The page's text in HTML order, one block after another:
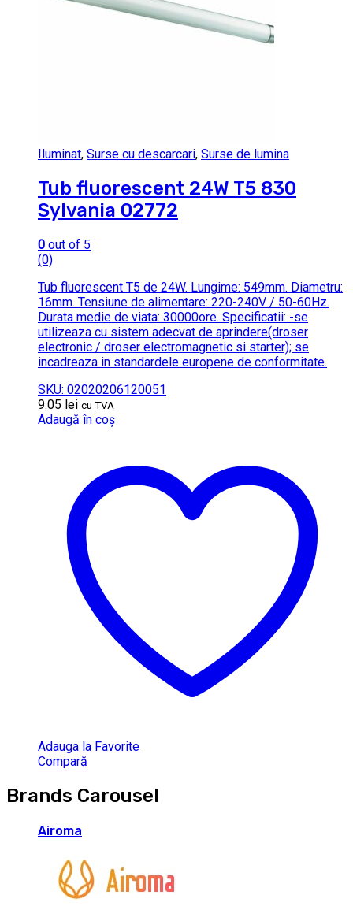
Iluminat, Surse cu descarcari, Surse de lumina
Tub fluorescent 24W T5 830
Sylvania 02772
0 out of 5
(0)
Tub fluorescent T5 de 24W. Lungime: 549mm. Diametru:
16mm. Tensiune de alimentare: 220-240V / 50-60Hz.
Durata medie de viata: 30000ore. Specificatii: -se
utilizeaza cu sistem adecvat de aprindere(droser
electronic / droser electromagnetic si starter); se
incadreaza in standardele europene de conformitate.
SKU: 02020206120051
9.05 lei cu TVA
Adaugă în coș
Adauga la Favorite
Compară
Brands Carousel
Airoma